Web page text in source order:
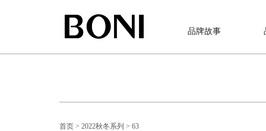
品牌故事
首页 > 2022秋冬系列 > 63